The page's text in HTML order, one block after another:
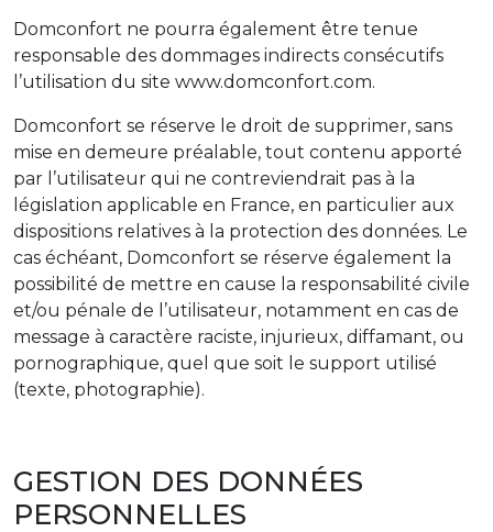
Domconfort ne pourra également être tenue
responsable des dommages indirects consécutifs
l’utilisation du site www.domconfort.com.
Domconfort se réserve le droit de supprimer, sans
mise en demeure préalable, tout contenu apporté
par l’utilisateur qui ne contreviendrait pas à la
législation applicable en France, en particulier aux
dispositions relatives à la protection des données. Le
cas échéant, Domconfort se réserve également la
possibilité de mettre en cause la responsabilité civile
et/ou pénale de l’utilisateur, notamment en cas de
message à caractère raciste, injurieux, diffamant, ou
pornographique, quel que soit le support utilisé
(texte, photographie).
GESTION DES DONNÉES
PERSONNELLES